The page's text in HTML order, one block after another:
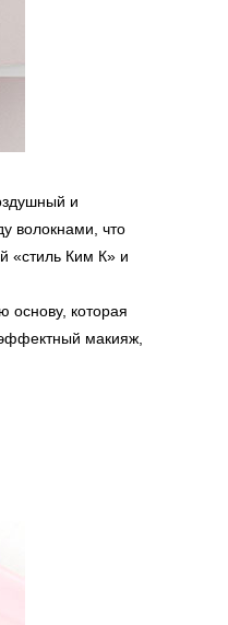
и
волокнами, что
«стиль Ким К» и
основу, которая
макияж,